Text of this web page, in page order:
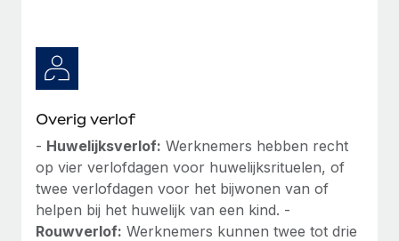
Overig verlof
- Huwelijksverlof: Werknemers hebben recht
op vier verlofdagen voor huwelijksrituelen, of
twee verlofdagen voor het bijwonen van of
helpen bij het huwelijk van een kind. -
Rouwverlof: Werknemers kunnen twee tot drie